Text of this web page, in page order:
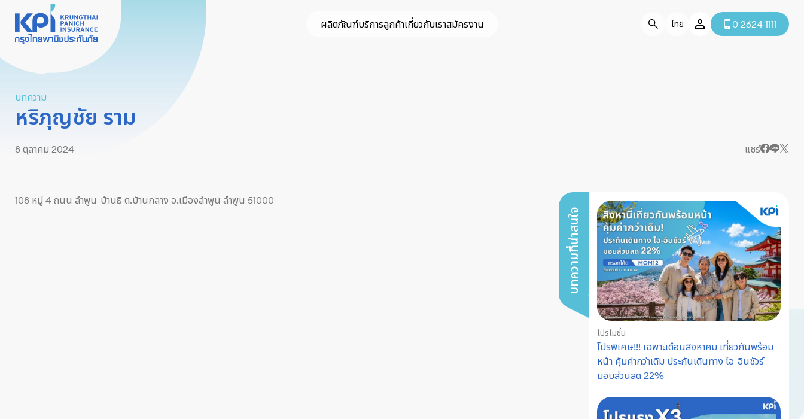
ผลิตภัณฑ์บริการลูกค้าเกี่ยวกับเราสมัครงาน ไทย 0 2624 1111
บทความ
หริภุญชัย ราม
8 ตุลาคม 2024 แชร์
108 หมู่ 4 ถนน ลำพูน-บ้านธิ ต.บ้านกลาง อ.เมืองลำพูน ลำพูน 51000
บทความที่น่าสนใจ
โปรโมชั่น
โปรพิเศษ!!! เฉพาะเดือนสิงหาคม เที่ยวกันพร้อม
หน้า คุ้มค่ากว่าเดิม ประกันเดินทาง ไอ-อินชัวร์
มอบส่วนลด 22%